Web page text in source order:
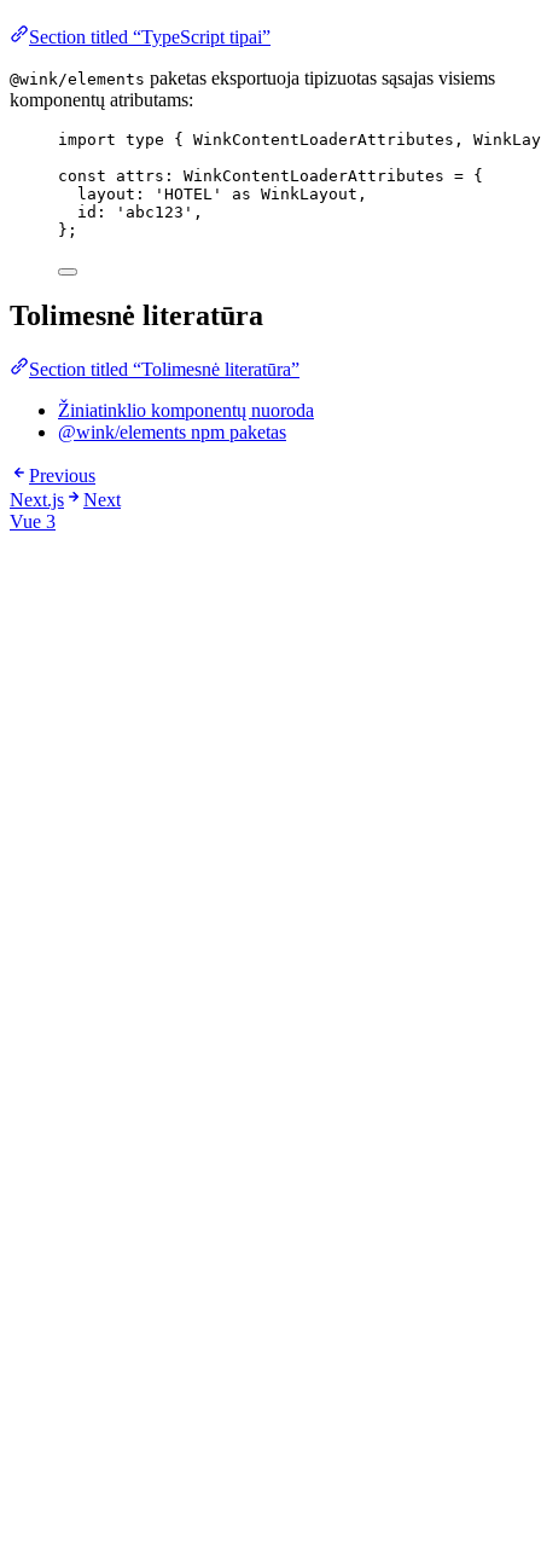
Section titled “TypeScript tipai”
@wink/elements paketas eksportuoja tipizuotas sąsajas visiems
komponentų atributams:
import type { WinkContentLoaderAttributes,
const attrs : WinkContentLoaderAttributes = {
layout:
' HOTEL ' as WinkLayout ,
id:
' abc123 ' ,
} ;
Tolimesnė literatūra
Section titled “Tolimesnė literatūra”
Žiniatinklio komponentų nuoroda
@wink/elements npm paketas
Previous
Next.js
Next
Vue 3